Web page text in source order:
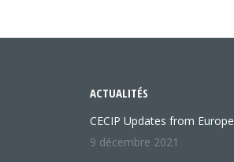
ACTUALITÉS
CECIP Updates from Europe
9 décembre 2021